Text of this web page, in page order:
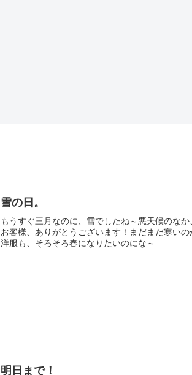
雪の日。
もうすぐ三月なのに、雪でしたね～悪天候のな
お客様、ありがとうございます！まだまだ寒い
洋服も、そろそろ春になりたいのにな～
明日まで！